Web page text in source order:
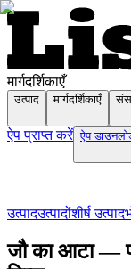
मार्गदर्शिकाएँ
उत्पाद मार्गदर्शिकाएँ
ऐप प्राप्त करें ऐप
उत्पादउत्पादोंशीर्ष उत्पाद
जौ का आटा —